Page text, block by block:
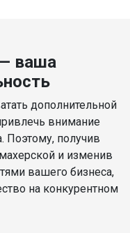
ваша
дополнительной
внимание
Поэтому, получив
и изменив
вашего бизнеса,
на конкурентном